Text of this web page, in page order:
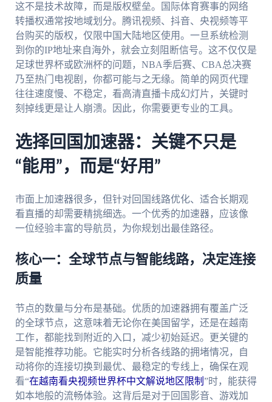
这不是技术故障，而是版权壁垒。国际体育赛事的网络
转播权通常按地域划分。腾讯视频、抖音、央视频等平
台购买的版权，仅限中国大陆地区使用。一旦系统检测
到你的IP地址来自海外，就会立刻阻断信号。这不仅仅是
足球世界杯或欧洲杯的问题，NBA季后赛、CBA总决赛
乃至热门电视剧，你都可能与之无缘。简单的网页代理
往往速度慢、不稳定，看高清直播卡成幻灯片，关键时
刻掉线更是让人崩溃。因此，你需要更专业的工具。
选择回国加速器：关键不只是
“能用”，而是“好用”
市面上加速器很多，但针对回国线路优化、适合长期观
看直播的却需要精挑细选。一个优秀的加速器，应该像
一位经验丰富的导航员，为你规划出最佳路径。
核心一：全球节点与智能线路，决定连接
质量
节点的数量与分布是基础。优质的加速器拥有覆盖广泛
的全球节点，这意味着无论你在美国留学，还是在越南
工作，都能找到附近的入口，减少初始延迟。更关键的
是智能推荐功能。它能实时分析各线路的拥堵情况，自
动将你的连接切换到最优、最稳定的专线上，确保在观
看“在越南看央视频世界杯中文解说地区限制 ”时，能获得
如本地般的流畅体验。这背后是对于回国影音、游戏加